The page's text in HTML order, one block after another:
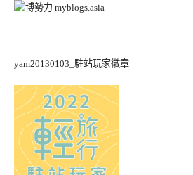
yam20130103_駐站玩家徽章